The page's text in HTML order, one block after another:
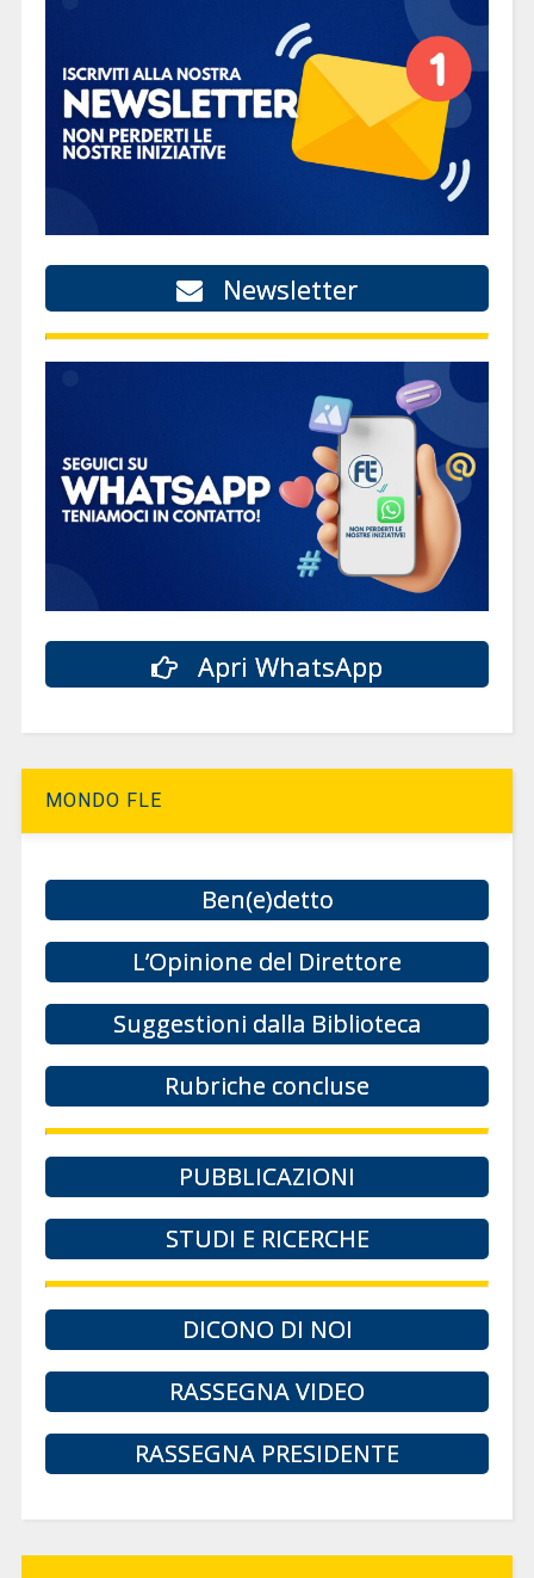
Newsletter
Apri WhatsApp
MONDO FLE
Ben(e)detto
L’Opinione del Direttore
Suggestioni dalla Biblioteca
Rubriche concluse
PUBBLICAZIONI
STUDI E RICERCHE
DICONO DI NOI
RASSEGNA VIDEO
RASSEGNA PRESIDENTE